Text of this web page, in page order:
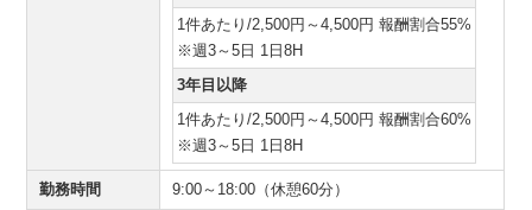
1件あたり/2,500円～4,500円 報酬割合55%
※週3～5日 1日8H
3年目以降
1件あたり/2,500円～4,500円 報酬割合60%
※週3～5日 1日8H
勤務時間 9:00～18:00（休憩60分）